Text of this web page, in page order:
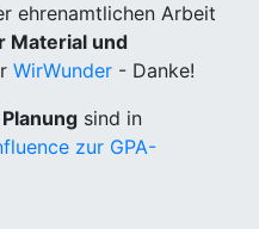
ehrenamtlichen Arbeit
Material und
WirWunder - Danke!
sind in
zur GPA-